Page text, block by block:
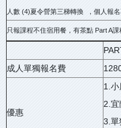
人數 (4)夏令營第三梯轉換 ，個人報
只報課程不住宿用餐，有茶點 Part A
成人單獨報名費
優惠
1.
2.宜
3.單